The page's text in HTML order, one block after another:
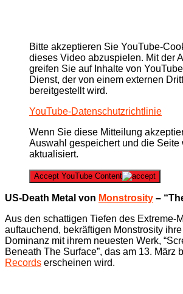
Bitte akzeptieren Sie YouTube-
dieses Video abzuspielen. Mit der
greifen Sie auf Inhalte von
Dienst, der von einem externen
bereitgestellt wird.
YouTube-Datenschutzrichtlinie
Wenn Sie diese Mitteilung
Auswahl gespeichert und die Seite
aktualisiert.
Accept YouTube Content
US-Death Metal von Monstrosity –
Aus den schattigen Tiefen des Extreme-
auftauchend, bekräftigen Monstrosity
Dominanz mit ihrem neuesten Werk,
Beneath The Surface”, das am 13. März
Records erscheinen wird.